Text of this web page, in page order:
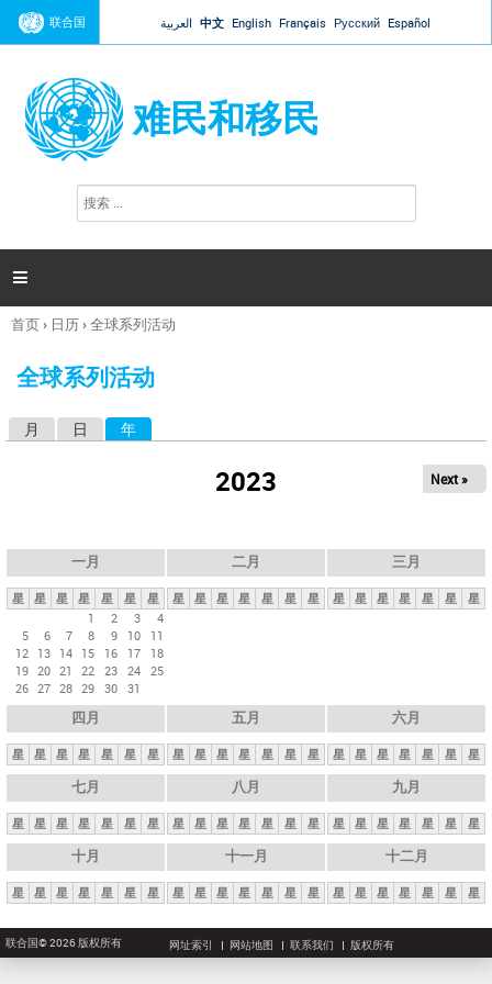
Jump to navigation
联合国 العربية 中文 English Français Русский Español
难民和移民
搜
索

你
这
首页› 日历›全球系列活动
全球系列活动
月 日 年
2023 Next »
一月
星 星 星 星 星 星
星
1
2 3
4
5
6 7 8 9 10
11
12 13 14 15 16 17
18
19 20 21 22 23 24 25
26 27 28 29 30 31
二月
星 星 星 星 星 星 星
三月
星 星 星 星 星 星 星
四月
星 星 星 星 星 星 星
五月
星 星 星 星 星 星 星
六月
星 星 星 星 星 星 星
七月
星 星 星 星 星 星 星
八月
星 星 星 星 星 星 星
九月
星 星 星 星 星 星 星
十月
星 星 星 星 星 星 星
十一月
星 星 星 星 星 星 星
十二月
星 星 星 星 星 星 星
联合国© 2026 版权所有 网址索引 网站地图 联系我们 版权所有